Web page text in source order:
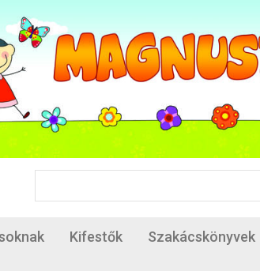
Kifestők Szakácskönyvek